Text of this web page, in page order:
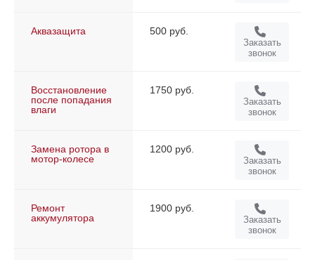
Аквазащита 500 руб.
Заказать
звонок
Восстановление
после попадания
влаги
1750 руб.
Заказать
звонок
Замена ротора в
мотор-колесе
1200 руб.
Заказать
звонок
Ремонт
аккумулятора
1900 руб.
Заказать
звонок